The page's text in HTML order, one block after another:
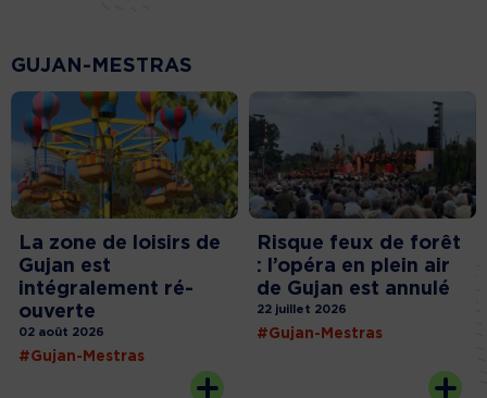
GUJAN-MESTRAS
La zone de loisirs de
Gujan est
intégralement ré-
ouverte
02 août 2026
#Gujan-Mestras
Risque feux de forêt
: l’opéra en plein air
de Gujan est annulé
22 juillet 2026
#Gujan-Mestras